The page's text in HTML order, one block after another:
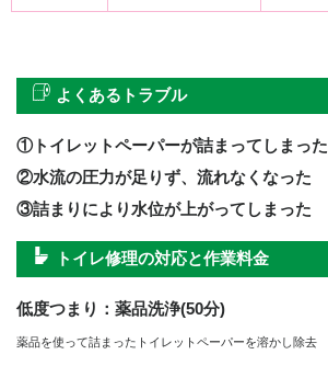
よくあるトラブル
①トイレットペーパーが詰まってしまった
②水流の圧力が足りず、流れなくなった
③詰まりにより水位が上がってしまった
トイレ修理の対応と作業料金
低度つまり：薬品洗浄(50分)
薬品を使って詰まったトイレットペーパーを溶かし除去